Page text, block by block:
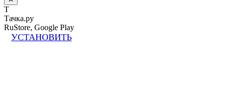
Т
Тачка.ру
RuStore, Google Play
УСТАНОВИТЬ